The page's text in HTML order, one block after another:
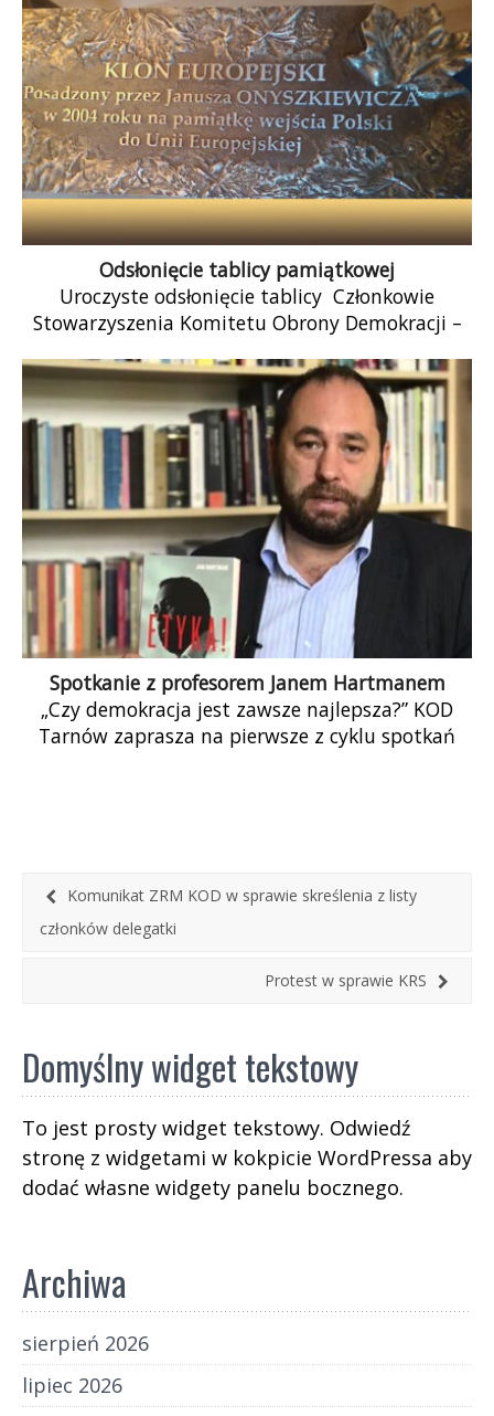
Odsłonięcie tablicy pamiątkowej
Uroczyste odsłonięcie tablicy Członkowie
Stowarzyszenia Komitetu Obrony Demokracji –
odsłonięcie tablicy upamiętniającej wejście Polski
do Uni […]
Spotkanie z profesorem Janem Hartmanem
„Czy demokracja jest zawsze najlepsza?” KOD
Tarnów zaprasza na pierwsze z cyklu spotkań
Komunikat ZRM KOD w sprawie skreślenia z listy
członków delegatki
Protest w sprawie KRS
Domyślny widget tekstowy
To jest prosty widget tekstowy. Odwiedź
stronę z widgetami w kokpicie WordPressa aby
dodać własne widgety panelu bocznego.
Archiwa
sierpień 2026
lipiec 2026